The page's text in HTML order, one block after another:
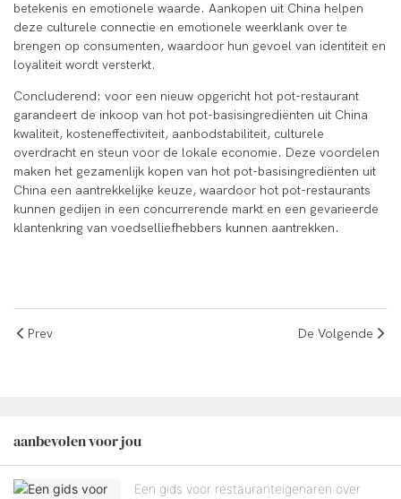
betekenis en emotionele waarde. Aankopen uit China helpen
deze culturele connectie en emotionele weerklank over te
brengen op consumenten, waardoor hun gevoel van identiteit en
loyaliteit wordt versterkt.
Concluderend: voor een nieuw opgericht hot pot-restaurant
garandeert de inkoop van hot pot-basisingrediënten uit China
kwaliteit, kosteneffectiviteit, aanbodstabiliteit, culturele
overdracht en steun voor de lokale economie. Deze voordelen
maken het gezamenlijk kopen van hot pot-basisingrediënten uit
China een aantrekkelijke keuze, waardoor hot pot-restaurants
kunnen gedijen in een concurrerende markt en een gevarieerde
klantenkring van voedselliefhebbers kunnen aantrekken.
Prev De Volgende
aanbevolen voor jou
Een gids voor restauranteigenaren over